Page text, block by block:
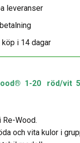
1-20 röd/vit
Re-Wood.
och vita kulor i
leveranser
köp i 14 dagar